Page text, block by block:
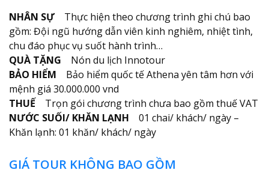
NHÂN SỰThực hiện theo chương trình ghi chú bao
gồm: Đội ngũ hướng dẫn viên kinh nghiêm, nhiệt tình,
chu đáo phục vụ suốt hành trình…
QUÀ TẶNG Nón du lịch Innotour
BẢO HIỂM Bảo hiểm quốc tế Athena yên tâm hơn với
mệnh giá 30.000.000 vnd
THUẾ
Trọn gói chương trình chưa bao gồm thuế VAT
NƯỚC SUỐI/ KHĂN LẠNH 01 chai/ khách/ ngày –
Khăn lạnh: 01 khăn/ khách/ ngày
GIÁ TOUR KHÔNG BAO GỒM